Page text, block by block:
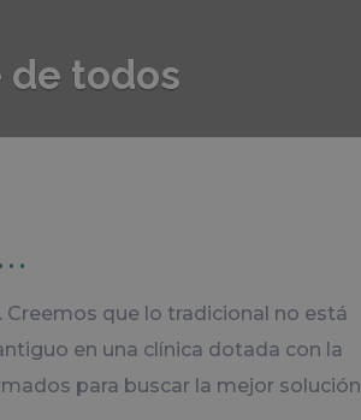
todos
que lo tradicional no está
en una clínica dotada con la
para buscar la mejor solución